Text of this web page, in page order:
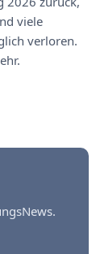
viele
verloren.